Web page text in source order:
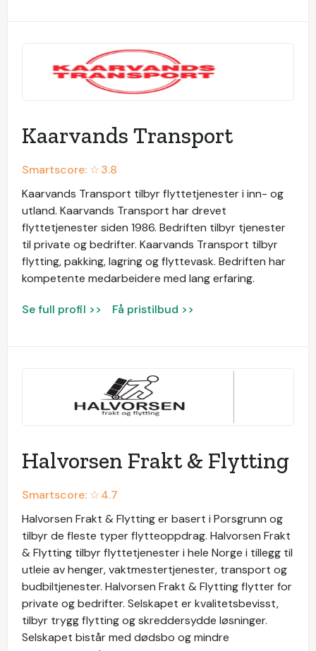
Kaarvands Transport
Smartscore: ☆3.8
Kaarvands Transport tilbyr flyttetjenester i inn- og
utland. Kaarvands Transport har drevet
flyttetjenester siden 1986. Bedriften tilbyr tjenester
til private og bedrifter. Kaarvands Transport tilbyr
flytting, pakking, lagring og flyttevask. Bedriften har
kompetente medarbeidere med lang erfaring.
Se full profil >> Få pristilbud >>
Halvorsen Frakt & Flytting
Smartscore: ☆4.7
Halvorsen Frakt & Flytting er basert i Porsgrunn og
tilbyr de fleste typer flytteoppdrag. Halvorsen Frakt
& Flytting tilbyr flyttetjenester i hele Norge i tillegg til
utleie av henger, vaktmestertjenester, transport og
budbiltjenester. Halvorsen Frakt & Flytting flytter for
private og bedrifter. Selskapet er kvalitetsbevisst,
tilbyr trygg flytting og skreddersydde løsninger.
Selskapet bistår med dødsbo og mindre